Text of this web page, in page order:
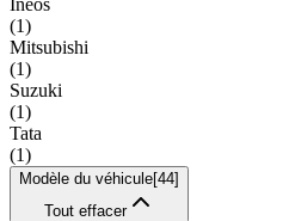
Ineos
(1)
Mitsubishi
(1)
Suzuki
(1)
Tata
(1)
Modèle du véhicule[44]
Tout effacer